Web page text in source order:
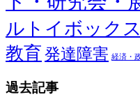
ルトイボックス
教育発達障害 経済・
過去記事